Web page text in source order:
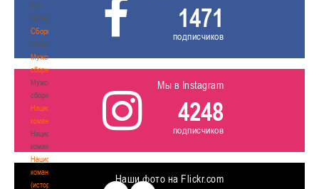
3х3
Лого[modid=121]
Сборные
Сборные
Мужские
сборные
Мужские
сборные
Национальная
команда
Национальная
команда
Национальная
команда
(история)
1471
подписчиков
Мы в Instagram
4248
подписчиков
Наши фото на Flickr.com